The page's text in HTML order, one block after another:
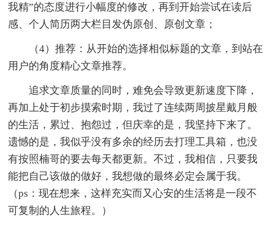
我精”的态度进行小幅度的修改，再到开始尝试在读后
感、个人简历两大栏目发伪原创、原创文章；
（4）推荐：从开始的选择相似标题的文章，到站在
用户的角度精心文章推荐。
追求文章质量的同时，难免会导致更新速度下降，
再加上处于初步摸索时期，我过了连续两周披星戴月般
的生活，累过、抱怨过，但庆幸的是，我坚持下来了。
遗憾的是，我似乎没有多余的经历去打理工具箱，也没
有按照楠哥的要去每天都更新。不过，我相信，只要我
能把自己该做的做好，我想做的最终必定会属于我。
（ps：现在想来，这样充实而又心安的生活将是一段不
可复制的人生旅程。）